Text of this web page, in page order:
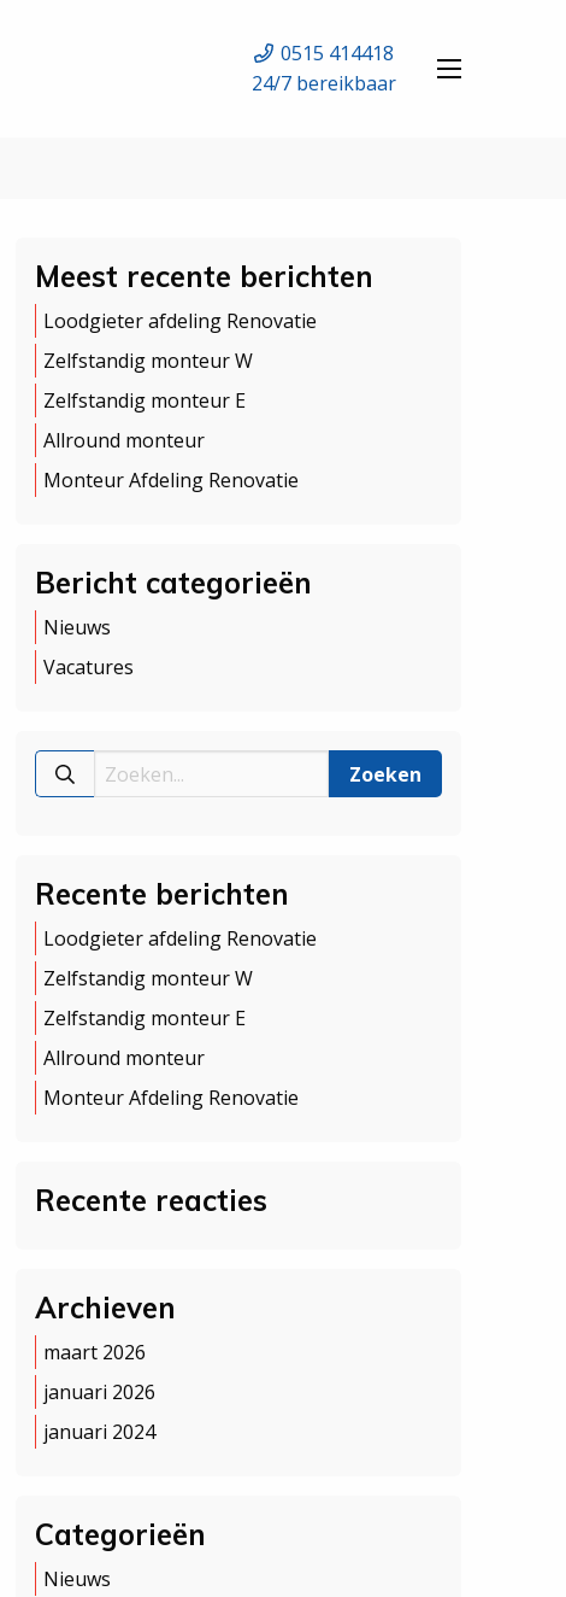
0515 414418
24/7 bereikbaar
Meest recente berichten
Loodgieter afdeling Renovatie
Zelfstandig monteur W
Zelfstandig monteur E
Allround monteur
Monteur Afdeling Renovatie
Bericht categorieën
Nieuws
Vacatures
Recente berichten
Loodgieter afdeling Renovatie
Zelfstandig monteur W
Zelfstandig monteur E
Allround monteur
Monteur Afdeling Renovatie
Recente reacties
Archieven
maart 2026
januari 2026
januari 2024
Categorieën
Nieuws